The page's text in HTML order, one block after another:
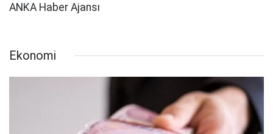
ANKA Haber Ajansı
Ekonomi